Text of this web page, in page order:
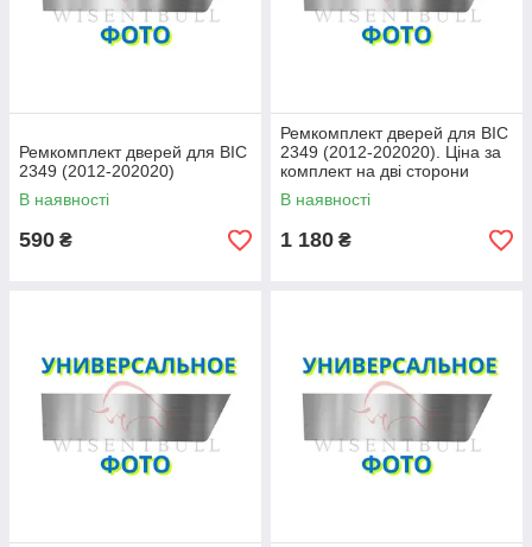
Ремкомплект дверей для ВІС
2349 (2012-202020)
В наявності
590 ₴
Ремкомплект дверей для ВІС
2349 (2012-202020). Ціна за
комплект на дві сторони
В наявності
1 180 ₴